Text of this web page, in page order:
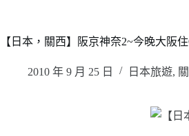
【日本，關西】阪京神奈2~今晚大阪
2010 年 9 月 25 日 日本旅遊,